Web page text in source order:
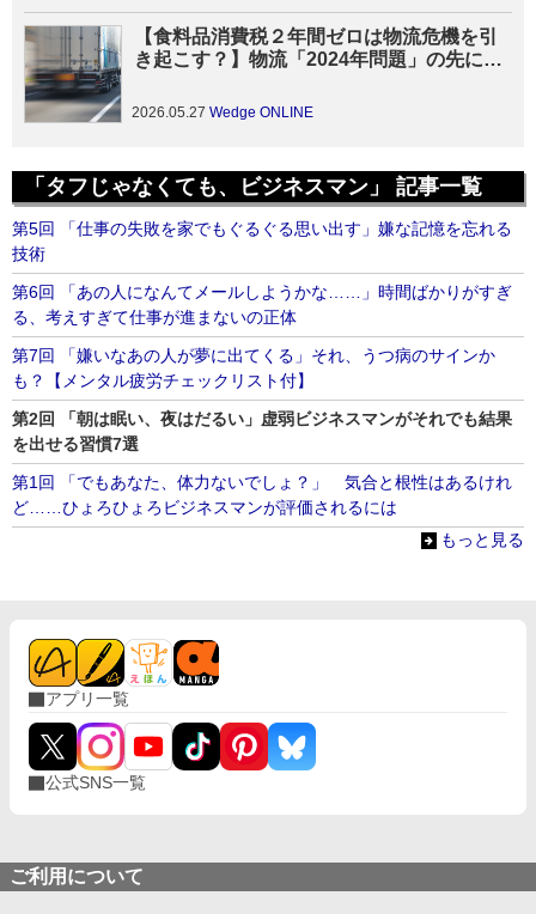
【食料品消費税２年間ゼロは物流危機を引
き起こす？】物流「2024年問題」の先にあ
2026.05.27 Wedge ONLINE
「タフじゃなくても、ビジネスマン」 記事一覧
第5回 「仕事の失敗を家でもぐるぐる思い出す」嫌な記憶を忘れる
技術
第6回 「あの人になんてメールしようかな……」時間ばかりがすぎ
る、考えすぎて仕事が進まないの正体
第7回 「嫌いなあの人が夢に出てくる」それ、うつ病のサインか
も？【メンタル疲労チェックリスト付】
第2回 「朝は眠い、夜はだるい」虚弱ビジネスマンがそれでも結果
を出せる習慣7選
第1回 「でもあなた、体力ないでしょ？」 気合と根性はあるけれ
ど……ひょろひょろビジネスマンが評価されるには
もっと見る
アプリ一覧
公式SNS一覧
ご利用について